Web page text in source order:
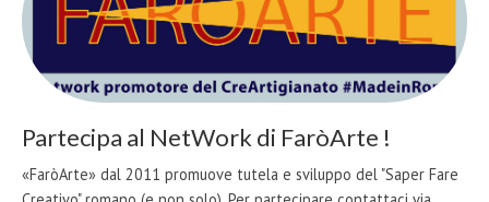
Partecipa al NetWork di FaròArte !
«FaròArte» dal 2011 promuove tutela e sviluppo del "Saper Fare